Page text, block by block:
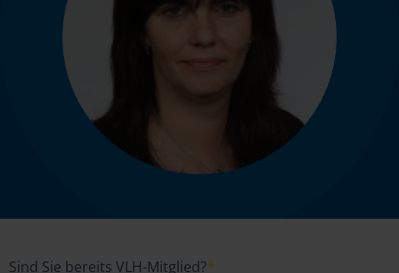
Sind Sie bereits VLH-Mitglied?*